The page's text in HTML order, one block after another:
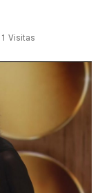
1 Visitas